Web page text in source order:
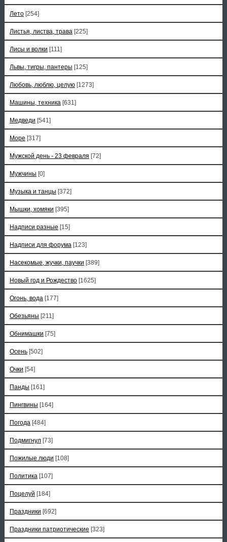
Лето [254]
Листья, листва, трава [225]
Лисы и волки [111]
Львы, тигры, пантеры [125]
Любовь, люблю, целую [1273]
Машины, техника [631]
Медведи [541]
Море [317]
Мужской день - 23 февраля [72]
Мужчины [0]
Музыка и танцы [372]
Мышки, хомяки [395]
Надписи разные [15]
Надписи для форума [123]
Насекомые, жучки, паучки [389]
Новый год и Рождество [1625]
Огонь, вода [177]
Обезьяны [211]
Обнимашки [75]
Осень [502]
Очки [54]
Панды [161]
Пингвины [164]
Погода [484]
Подмигнул [73]
Пожилые люди [108]
Политика [107]
Поцелуй [184]
Праздники [692]
Праздники патриотические [323]